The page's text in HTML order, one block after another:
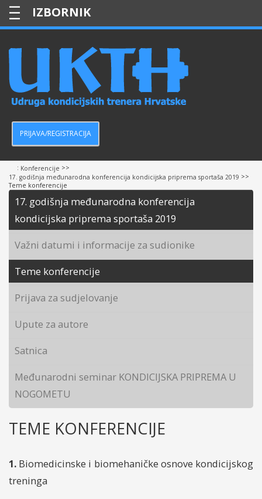
—
—
—
PRIJAVA/REGISTRACIJA
: Konferencije >>
17. godišnja međunarodna konferencija kondicijska priprema sportaša 2019 >>
Teme konferencije
17. godišnja međunarodna konferencija
kondicijska priprema sportaša 2019
Važni datumi i informacije za sudionike
Teme konferencije
Prijava za sudjelovanje
Upute za autore
Satnica
Međunarodni seminar KONDICIJSKA PRIPREMA U
NOGOMETU
TEME KONFERENCIJE
1. Biomedicinske i biomehaničke osnove kondicijskog
treninga